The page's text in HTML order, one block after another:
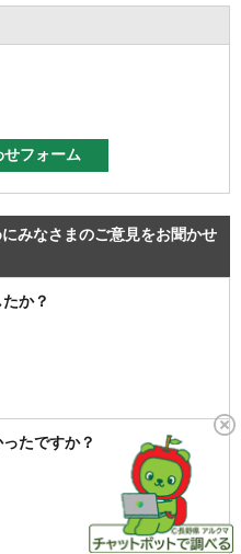
みなさまのご意見をお聞かせ
か？
たですか？